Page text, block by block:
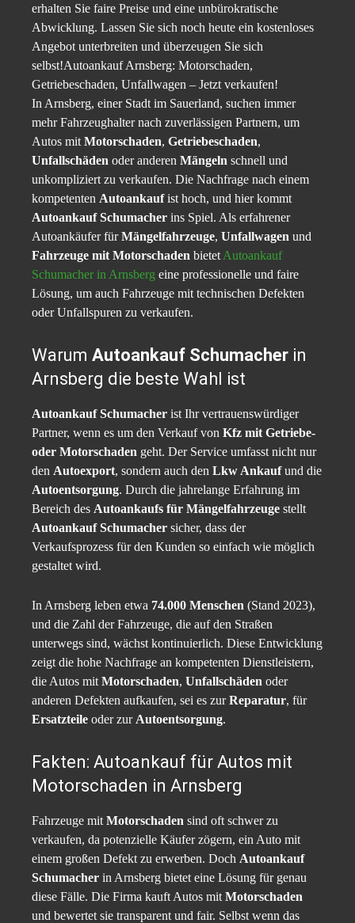
erhalten Sie faire Preise und eine unbürokratische
Abwicklung. Lassen Sie sich noch heute ein kostenloses
Angebot unterbreiten und überzeugen Sie sich
selbst!Autoankauf Arnsberg: Motorschaden,
Getriebeschaden, Unfallwagen – Jetzt verkaufen!
In Arnsberg, einer Stadt im Sauerland, suchen immer
mehr Fahrzeughalter nach zuverlässigen Partnern, um
Autos mit Motorschaden, Getriebeschaden,
Unfallschäden oder anderen Mängeln schnell und
unkompliziert zu verkaufen. Die Nachfrage nach einem
kompetenten Autoankaufist hoch, und hier kommt
Autoankauf Schumacher ins Spiel. Als erfahrener
Autoankäufer fürMängelfahrzeuge, Unfallwagen und
Fahrzeuge mit Motorschaden bietet Autoankauf
Schumacher in Arnsberg eine professionelle und faire
Lösung, um auch Fahrzeuge mit technischen Defekten
oder Unfallspuren zu verkaufen.
Warum Autoankauf Schumacher in
Arnsberg die beste Wahl ist
Autoankauf Schumacher ist Ihr vertrauenswürdiger
Partner, wenn es um den Verkauf von Kfz mit Getriebe-
oder Motorschaden geht. Der Service umfasst nicht nur
den Autoexport, sondern auch den Lkw Ankaufund die
Autoentsorgung. Durch die jahrelange Erfahrung im
Bereich des Autoankaufs für Mängelfahrzeuge stellt
Autoankauf Schumacher sicher, dass der
Verkaufsprozess für den Kunden so einfach wie möglich
gestaltet wird.
In Arnsberg leben etwa 74.000 Menschen (Stand 2023),
und die Zahl der Fahrzeuge, die auf den Straßen
unterwegs sind, wächst kontinuierlich. Diese Entwicklung
zeigt die hohe Nachfrage an kompetenten Dienstleistern,
die Autos mit Motorschaden, Unfallschäden oder
anderen Defekten aufkaufen, sei es zurReparatur, für
Ersatzteile oder zur Autoentsorgung.
Fakten: Autoankauf für Autos mit
Motorschaden in Arnsberg
Fahrzeuge mit Motorschaden sind oft schwer zu
verkaufen, da potenzielle Käufer zögern, ein Auto mit
einem großen Defekt zu erwerben. Doch Autoankauf
Schumacher in Arnsberg bietet eine Lösung für genau
diese Fälle. Die Firma kauft Autos mit Motorschaden
und bewertet sie transparent und fair. Selbst wenn das